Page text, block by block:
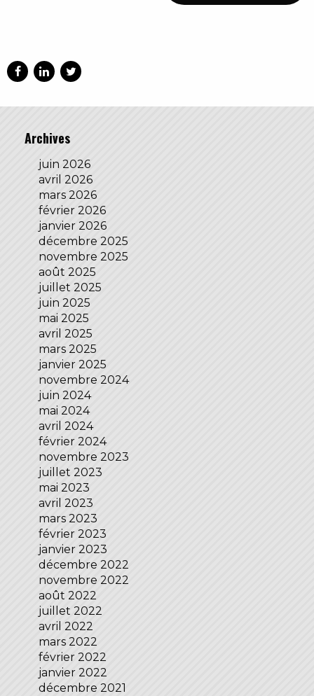
Archives
juin 2026
avril 2026
mars 2026
février 2026
janvier 2026
décembre 2025
novembre 2025
août 2025
juillet 2025
juin 2025
mai 2025
avril 2025
mars 2025
janvier 2025
novembre 2024
juin 2024
mai 2024
avril 2024
février 2024
novembre 2023
juillet 2023
mai 2023
avril 2023
mars 2023
février 2023
janvier 2023
décembre 2022
novembre 2022
août 2022
juillet 2022
avril 2022
mars 2022
février 2022
janvier 2022
décembre 2021